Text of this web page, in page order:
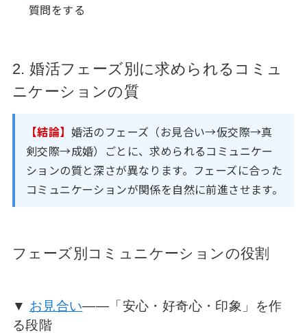
質問をする
2. 婚活フェーズ別に求められるコミュ
ニケーションの質
【結論】 婚活のフェーズ（お見合い→仮交際→真
剣交際→成婚）ごとに、求められるコミュニケー
ションの質と深さが異なります。フェーズに合った
コミュニケーションが関係を自然に前進させます。
フェーズ別コミュニケーションの役割
▼ お見合い——「安心・好奇心・印象」を作
る段階